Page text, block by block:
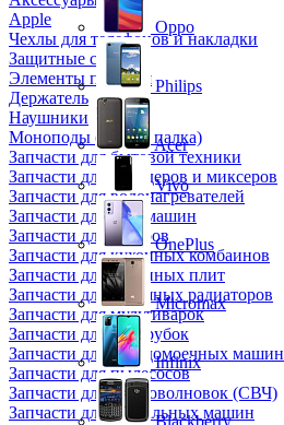
Apple
Чехлы для телефонов и накладки
Защитные стекла
Элементы питания
Держатель
Наушники
Моноподы (Селфи палка)
Запчасти для бытовой техники
Запчасти для блендеров и миксеров
Запчасти для водонагревателей
Запчасти для кофемашин
Запчасти для кулеров
Запчасти для кухонных комбаинов
Запчасти для кухонных плит
Запчасти для масляных радиаторов
Запчасти для мультиварок
Запчасти для мясорубок
Запчасти для посудомоечных машин
Запчасти для пылесосов
Запчасти для микроволновок (СВЧ)
Запчасти для стиральных машин
Oppo
Philips
Acer
Vivo
OnePlus
Micromax
Infinix
Blackberry